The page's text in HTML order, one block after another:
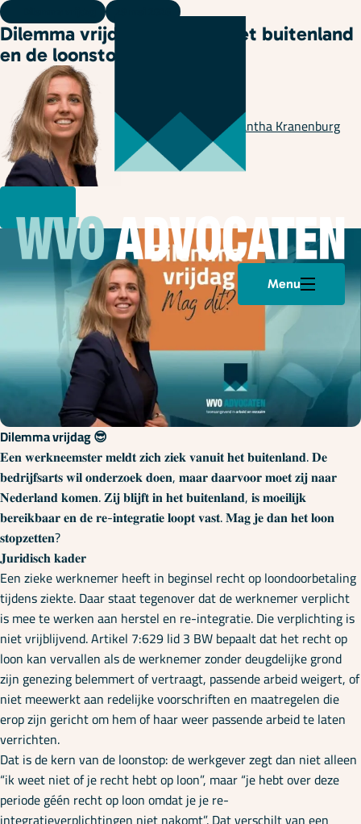
Menu
Onze specialisaties
Kennisbank
Cursussen
Podcasts
Over ons
Plan een afspraak
Dilemma vrijdag: ziekte in het buitenland
en de loonstop
Geschreven door Samantha Kranenburg
Dilemma vrijdag 😎
𝐄𝐞𝐧 𝐰𝐞𝐫𝐤𝐧𝐞𝐞𝐦𝐬𝐭𝐞𝐫 𝐦𝐞𝐥𝐝𝐭 𝐳𝐢𝐜𝐡 𝐳𝐢𝐞𝐤 𝐯𝐚𝐧𝐮𝐢𝐭 𝐡𝐞𝐭 𝐛𝐮𝐢𝐭𝐞𝐧𝐥𝐚𝐧𝐝. 𝐃𝐞
𝐛𝐞𝐝𝐫𝐢𝐣𝐟𝐬𝐚𝐫𝐭𝐬 𝐰𝐢𝐥 𝐨𝐧𝐝𝐞𝐫𝐳𝐨𝐞𝐤 𝐝𝐨𝐞𝐧, 𝐦𝐚𝐚𝐫 𝐝𝐚𝐚𝐫𝐯𝐨𝐨𝐫 𝐦𝐨𝐞𝐭 𝐳𝐢𝐣 𝐧𝐚𝐚𝐫
𝐍𝐞𝐝𝐞𝐫𝐥𝐚𝐧𝐝 𝐤𝐨𝐦𝐞𝐧. 𝐙𝐢𝐣 𝐛𝐥𝐢𝐣𝐟𝐭 𝐢𝐧 𝐡𝐞𝐭 𝐛𝐮𝐢𝐭𝐞𝐧𝐥𝐚𝐧𝐝, 𝐢𝐬 𝐦𝐨𝐞𝐢𝐥𝐢𝐣𝐤
𝐛𝐞𝐫𝐞𝐢𝐤𝐛𝐚𝐚𝐫 𝐞𝐧 𝐝𝐞 𝐫𝐞-𝐢𝐧𝐭𝐞𝐠𝐫𝐚𝐭𝐢𝐞 𝐥𝐨𝐨𝐩𝐭 𝐯𝐚𝐬𝐭. 𝐌𝐚𝐠 𝐣𝐞 𝐝𝐚𝐧 𝐡𝐞𝐭 𝐥𝐨𝐨𝐧
𝐬𝐭𝐨𝐩𝐳𝐞𝐭𝐭𝐞𝐧?
𝐉𝐮𝐫𝐢𝐝𝐢𝐬𝐜𝐡 𝐤𝐚𝐝𝐞𝐫
Een zieke werknemer heeft in beginsel recht op loondoorbetaling
tijdens ziekte. Daar staat tegenover dat de werknemer verplicht
is mee te werken aan herstel en re-integratie. Die verplichting is
niet vrijblijvend. Artikel 7:629 lid 3 BW bepaalt dat het recht op
loon kan vervallen als de werknemer zonder deugdelijke grond
zijn genezing belemmert of vertraagt, passende arbeid weigert, of
niet meewerkt aan redelijke voorschriften en maatregelen die
erop zijn gericht om hem of haar weer passende arbeid te laten
verrichten.
Dat is de kern van de loonstop: de werkgever zegt dan niet alleen
“ik weet niet of je recht hebt op loon”, maar “je hebt over deze
periode géén recht op loon omdat je je re-